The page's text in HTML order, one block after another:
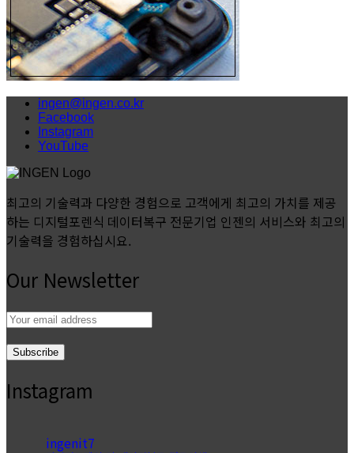
ingen@ingen.co.kr
Facebook
Instagram
YouTube
최고의 기술력과 다양한 경험으로 고객에게 최고의 가치를 제공
하는 디지털포렌식 데이터복구 전문기업 인젠의 서비스와 최고의
기술력을 경험하십시요.
Our Newsletter
Email
address:
Instagram
ingenit7